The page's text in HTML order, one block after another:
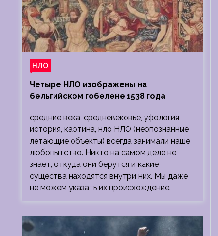
НЛО
Четыре НЛО изображены на
бельгийском гобелене 1538 года
средние века, средневековье, уфология,
история, картина, нло НЛО (неопознанные
летающие объекты) всегда занимали наше
любопытство. Никто на самом деле не
знает, откуда они берутся и какие
существа находятся внутри них. Мы даже
не можем указать их происхождение.